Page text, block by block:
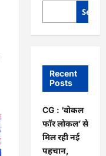
Recent
Posts
CG : ‘वोकल
फॉर लोकल’ से
मिल रही नई
पहचान,